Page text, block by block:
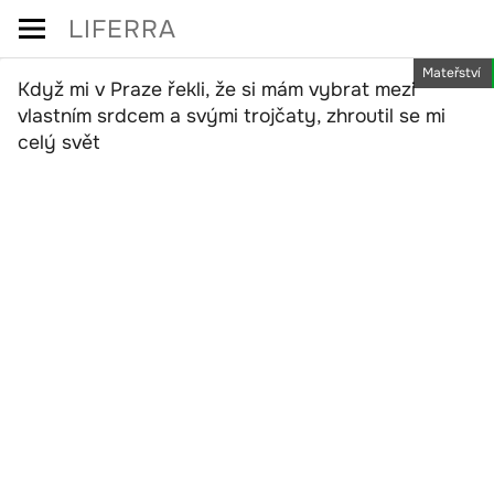
Skip
content
LIFERRA
Mateřství
Když mi v Praze řekli, že si mám vybrat mezi
vlastním srdcem a svými trojčaty, zhroutil se mi
celý svět